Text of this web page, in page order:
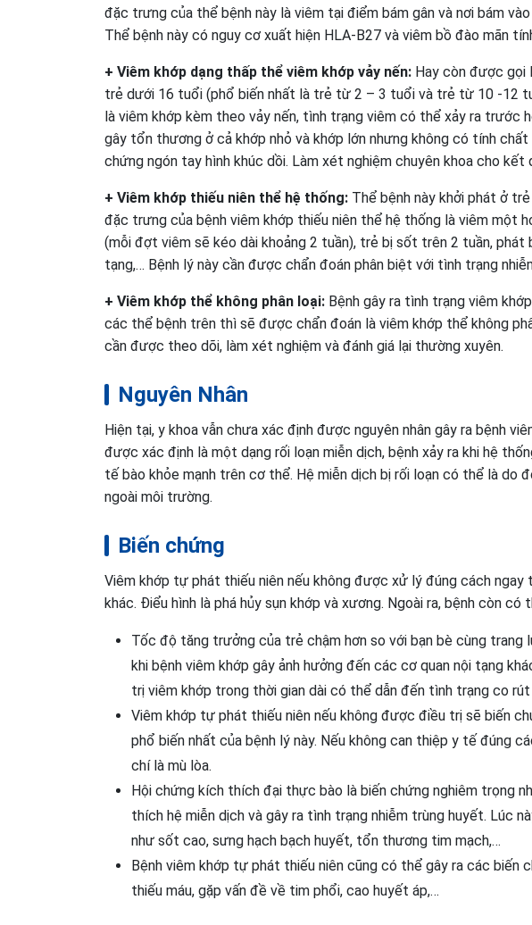
đặc trưng của thể bệnh này là viêm tại điểm bám gân và nơi bám
Thể bệnh này có nguy cơ xuất hiện HLA-B27 và viêm bồ đào mãn
+ Viêm khớp dạng thấp thể viêm khớp vảy nến: Hay còn được gọi
trẻ dưới 16 tuổi (phổ biến nhất là trẻ từ 2 – 3 tuổi và trẻ từ 10 -12
là viêm khớp kèm theo vảy nến, tình trạng viêm có thể xảy ra trước
gây tổn thương ở cả khớp nhỏ và khớp lớn nhưng không có tính
chứng ngón tay hình khúc dồi. Làm xét nghiệm chuyên khoa cho kết
+ Viêm khớp thiếu niên thể hệ thống: Thể bệnh này khởi phát ở
đặc trưng của bệnh viêm khớp thiếu niên thể hệ thống là viêm một
(mỗi đợt viêm sẽ kéo dài khoảng 2 tuần), trẻ bị sốt trên 2 tuần, phát
tạng,… Bệnh lý này cần được chẩn đoán phân biệt với tình trạng
+ Viêm khớp thể không phân loại: Bệnh gây ra tình trạng viêm
các thể bệnh trên thì sẽ được chẩn đoán là viêm khớp thể không
cần được theo dõi, làm xét nghiệm và đánh giá lại thường xuyên.
Nguyên Nhân
Hiện tại, y khoa vẫn chưa xác định được nguyên nhân gây ra bệnh
được xác định là một dạng rối loạn miễn dịch, bệnh xảy ra khi hệ
tế bào khỏe mạnh trên cơ thể. Hệ miễn dịch bị rối loạn có thể là do
ngoài môi trường.
Biến chứng
Viêm khớp tự phát thiếu niên nếu không được xử lý đúng cách
khác. Điểu hình là phá hủy sụn khớp và xương. Ngoài ra, bệnh còn có
Tốc độ tăng trưởng của trẻ chậm hơn so với bạn bè cùng trang
khi bệnh viêm khớp gây ảnh hưởng đến các cơ quan nội tạng
trị viêm khớp trong thời gian dài có thể dẫn đến tình trạng co
Viêm khớp tự phát thiếu niên nếu không được điều trị sẽ biến
phổ biến nhất của bệnh lý này. Nếu không can thiệp y tế đúng
chí là mù lòa.
Hội chứng kích thích đại thực bào là biến chứng nghiêm trọng
thích hệ miễn dịch và gây ra tình trạng nhiễm trùng huyết. Lúc
như sốt cao, sưng hạch bạch huyết, tổn thương tim mạch,…
Bệnh viêm khớp tự phát thiếu niên cũng có thể gây ra các biến
thiếu máu, gặp vấn đề về tim phổi, cao huyết áp,…